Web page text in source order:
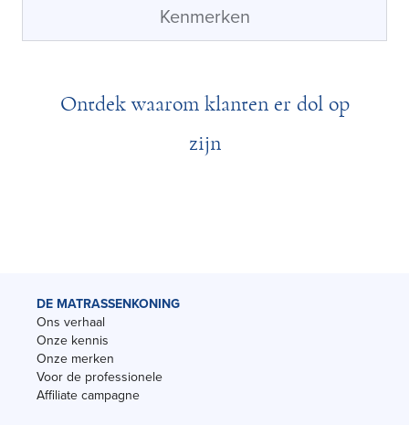
Kenmerken
Ontdek waarom klanten er dol op
zijn
DE MATRASSENKONING
Ons verhaal
Onze kennis
Onze merken
Voor de professionele
Affiliate campagne